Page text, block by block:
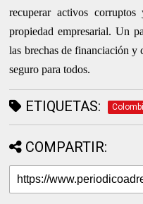
recuperar activos
propiedad empresarial. Un
las brechas de financiación
seguro para todos.
ETIQUETAS:
COMPARTIR: